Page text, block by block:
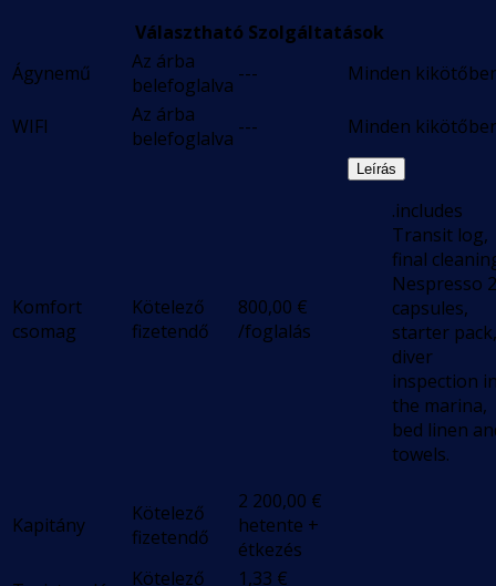
Választható Szolgáltatások
Ágynemű
Az árba
belefoglalva --- Minden
WIFI
Az árba
belefoglalva --- Minden
Komfort
csomag
Kötelező
fizetendő
800,00 €
/foglalás
Leírás
.includes
Transit log,
final
Nespresso
capsules,
starter pack,
diver
inspection
the marina,
bed linen
towels.
Kapitány
Kötelező
fizetendő
2 200,00 €
hetente +
étkezés
Kötelező
1,33 €